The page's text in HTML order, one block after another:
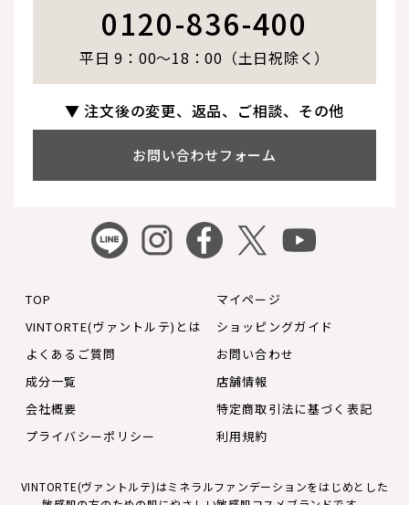
0120-836-400
平日 9：00～18：00（土日祝除く）
▼ 注文後の変更、返品、ご相談、その他
お問い合わせフォーム
TOP
マイページ
VINTORTE(ヴァントルテ)とは
ショッピングガイド
よくあるご質問
お問い合わせ
成分一覧
店舗情報
会社概要
特定商取引法に基づく表記
プライバシーポリシー
利用規約
VINTORTE(ヴァントルテ)はミネラルファンデーションをはじめとした